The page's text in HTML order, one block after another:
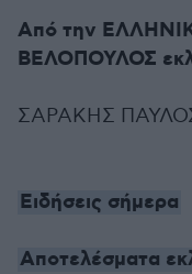
Από την
ΒΕΛΟΠΟΥΛΟΣ
ΣΑΡΑΚΗΣ ΠΑΥΛΟΣ
Ειδήσεις σήμερα
Αποτελέσματα